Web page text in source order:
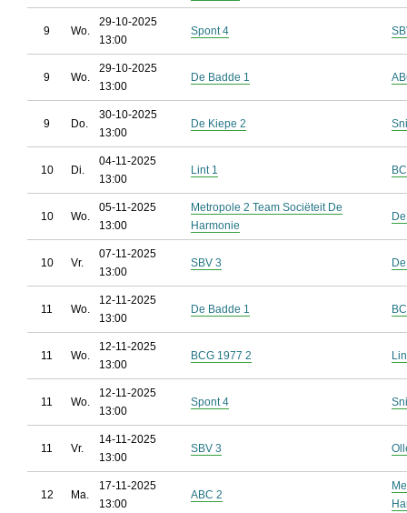
9 Wo.
29-10-2025
13:00
Spont 4
9 Wo.
29-10-2025
13:00
De Badde 1
9 Do.
30-10-2025
13:00
De Kiepe 2
10 Di.
04-11-2025
13:00
Lint 1
10 Wo.
05-11-2025
13:00
Metropole 2 Team Sociëteit De
Harmonie
10 Vr.
07-11-2025
13:00
SBV 3
11 Wo.
12-11-2025
13:00
De Badde 1
11 Wo.
12-11-2025
13:00
BCG 1977 2
11 Wo.
12-11-2025
13:00
Spont 4
11 Vr.
14-11-2025
13:00
SBV 3
12 Ma.
17-11-2025
13:00
ABC 2